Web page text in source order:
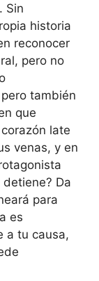
Sin
historia
reconocer
pero no
también
que
late
venas, y en
Da
para
es
a tu causa,